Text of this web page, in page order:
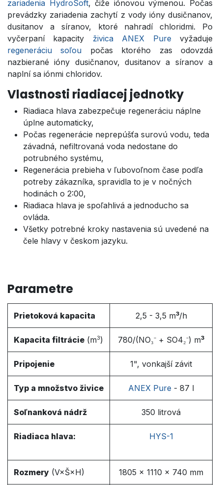
zariadenia HydroSoft, čiže iónovou výmenou. Počas
prevádzky zariadenia zachytí z vody ióny dusičnanov,
dusitanov a síranov, ktoré nahradí chloridmi. Po
vyčerpaní kapacity živica ANEX Pure vyžaduje
regeneráciu soľou počas ktorého zas odovzdá
nazbierané ióny dusičnanov, dusitanov a síranov a
naplní sa iónmi chloridov.
Vlastnosti riadiacej jednotky
Riadiaca hlava zabezpečuje regeneráciu náplne
úplne automaticky,
Počas regenerácie neprepúšťa surovú vodu, teda
závadná, nefiltrovaná voda nedostane do
potrubného systému,
Regenerácia prebieha v ľubovoľnom čase podľa
potreby zákazníka, spravidla to je v nočných
hodinách o 2:00,
Riadiaca hlava je spoľahlivá a jednoducho sa
ovláda.
Všetky potrebné kroky nastavenia sú uvedené na
čele hlavy v českom jazyku.
Parametre
Prietoková kapacita 2,5 - 3,5 m3/h
Kapacita filtrácie (m3) 780/(NO₃⁻ + SO4₂⁻) m3
Pripojenie 1", vonkajší závit
Typ a množstvo živice ANEX Pure - 87 l
Soľnanková nádrž 350 litrová
Riadiaca hlava: HYS-1
Rozmery (V×Š×H) 1805 × 1110 × 740 mm